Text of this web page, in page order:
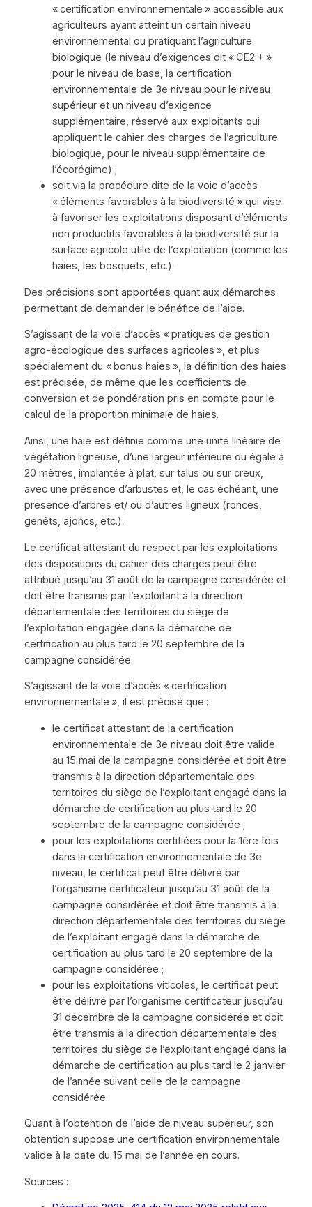
« certification environnementale » accessible aux
agriculteurs ayant atteint un certain niveau
environnemental ou pratiquant l’agriculture
biologique (le niveau d’exigences dit « CE2 + »
pour le niveau de base, la certification
environnementale de 3e niveau pour le niveau
supérieur et un niveau d’exigence
supplémentaire, réservé aux exploitants qui
appliquent le cahier des charges de l’agriculture
biologique, pour le niveau supplémentaire de
l’écorégime) ;
soit via la procédure dite de la voie d’accès
« éléments favorables à la biodiversité » qui vise
à favoriser les exploitations disposant d’éléments
non productifs favorables à la biodiversité sur la
surface agricole utile de l’exploitation (comme les
haies, les bosquets, etc.).
Des précisions sont apportées quant aux démarches
permettant de demander le bénéfice de l’aide.
S’agissant de la voie d’accès « pratiques de gestion
agro-écologique des surfaces agricoles », et plus
spécialement du « bonus haies », la définition des haies
est précisée, de même que les coefficients de
conversion et de pondération pris en compte pour le
calcul de la proportion minimale de haies.
Ainsi, une haie est définie comme une unité linéaire de
végétation ligneuse, d’une largeur inférieure ou égale à
20 mètres, implantée à plat, sur talus ou sur creux,
avec une présence d’arbustes et, le cas échéant, une
présence d’arbres et/ ou d’autres ligneux (ronces,
genêts, ajoncs, etc.).
Le certificat attestant du respect par les exploitations
des dispositions du cahier des charges peut être
attribué jusqu’au 31 août de la campagne considérée et
doit être transmis par l’exploitant à la direction
départementale des territoires du siège de
l’exploitation engagée dans la démarche de
certification au plus tard le 20 septembre de la
campagne considérée.
S’agissant de la voie d’accès « certification
environnementale », il est précisé que :
le certificat attestant de la certification
environnementale de 3e niveau doit être valide
au 15 mai de la campagne considérée et doit être
transmis à la direction départementale des
territoires du siège de l’exploitant engagé dans la
démarche de certification au plus tard le 20
septembre de la campagne considérée ;
pour les exploitations certifiées pour la 1ère fois
dans la certification environnementale de 3e
niveau, le certificat peut être délivré par
l’organisme certificateur jusqu’au 31 août de la
campagne considérée et doit être transmis à la
direction départementale des territoires du siège
de l’exploitant engagé dans la démarche de
certification au plus tard le 20 septembre de la
campagne considérée ;
pour les exploitations viticoles, le certificat peut
être délivré par l’organisme certificateur jusqu’au
31 décembre de la campagne considérée et doit
être transmis à la direction départementale des
territoires du siège de l’exploitant engagé dans la
démarche de certification au plus tard le 2 janvier
de l’année suivant celle de la campagne
considérée.
Quant à l’obtention de l’aide de niveau supérieur, son
obtention suppose une certification environnementale
valide à la date du 15 mai de l’année en cours.
Sources :